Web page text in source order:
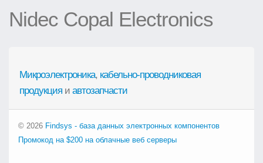
Nidec Copal Electronics
Микроэлектроника, кабельно-проводниковая
продукция и автозапчасти
© 2026 Findsys - база данных электронных компонентов
Промокод на $200 на облачные веб серверы